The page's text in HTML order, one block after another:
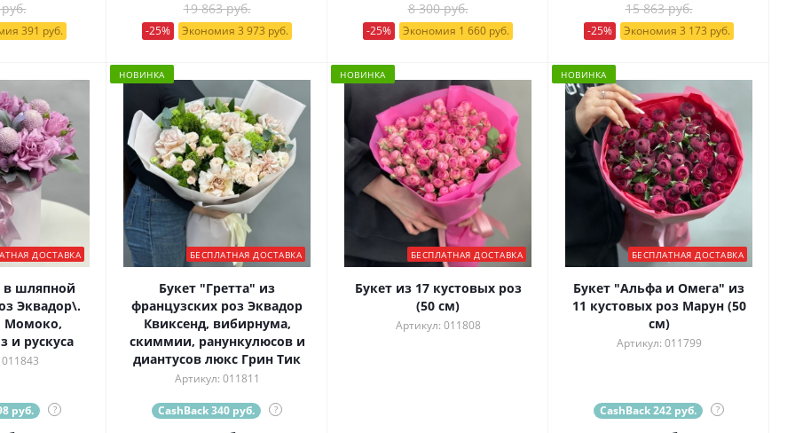
391 руб.
19 863 руб.
-25% Экономия 3 973 руб.
8 300 руб.
-25% Экономия 1 660 руб.
15 863 руб.
-25% Экономия 3 173 руб.
ДОСТАВКА
в шляпной
Эквадор\.
Момоко,
и рускуса
руб. ?
НОВИНКА
БЕСПЛАТНАЯ ДОСТАВКА
Букет "Гретта" из
французских роз Эквадор
Квиксенд, вибирнума,
скиммии, ранункулюсов и
диантусов люкс Грин Тик
Артикул: 011811
CashBack 340 руб. ?
НОВИНКА
БЕСПЛАТНАЯ ДОСТАВКА
Букет из 17 кустовых роз
(50 см)
Артикул: 011808
НОВИНКА
БЕСПЛАТНАЯ ДОСТАВКА
Букет "Альфа и Омега" из
11 кустовых роз Марун (50
см)
Артикул: 011799
CashBack 242 руб. ?